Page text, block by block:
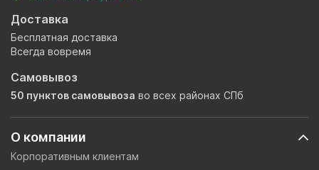
О компании
Корпоративным клиентам
Доставка
Бесплатная доставка
Всегда вовремя
Самовывоз
50 пунктов самовывоза во всех районах СПб